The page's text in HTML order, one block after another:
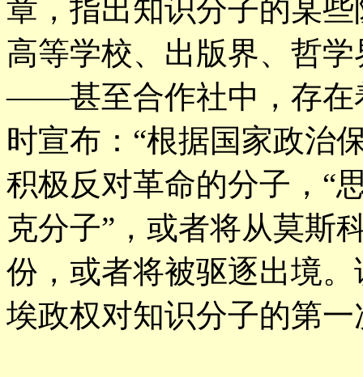
章，指出知识分子的某
高等学校、出版界、哲
——甚至合作社中，存在
时宣布：“根据国家政治
积极反对革命的分子，“
克分子”，或者将从莫斯
份，或者将被驱逐出境
埃政权对知识分子的第一